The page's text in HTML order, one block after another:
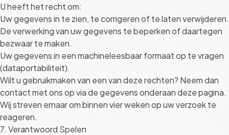
U heeft het recht om:
Uw gegevens in te zien, te corrigeren of te laten verwijderen.
De verwerking van uw gegevens te beperken of daartegen
bezwaar te maken.
Uw gegevens in een machineleesbaar formaat op te vragen
(dataportabiliteit).
Wilt u gebruikmaken van een van deze rechten? Neem dan
contact met ons op via de gegevens onderaan deze pagina.
Wij streven ernaar om binnen vier weken op uw verzoek te
reageren.
7. Verantwoord Spelen